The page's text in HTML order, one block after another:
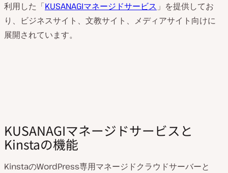
利用した「KUSANAGIマネージドサービス 」を提供してお
り、ビジネスサイト、文教サイト、メディアサイト向けに
展開されています。
KUSANAGIマネージドサービスと
Kinstaの機能
KinstaのWordPress専用マネージドクラウドサーバーと